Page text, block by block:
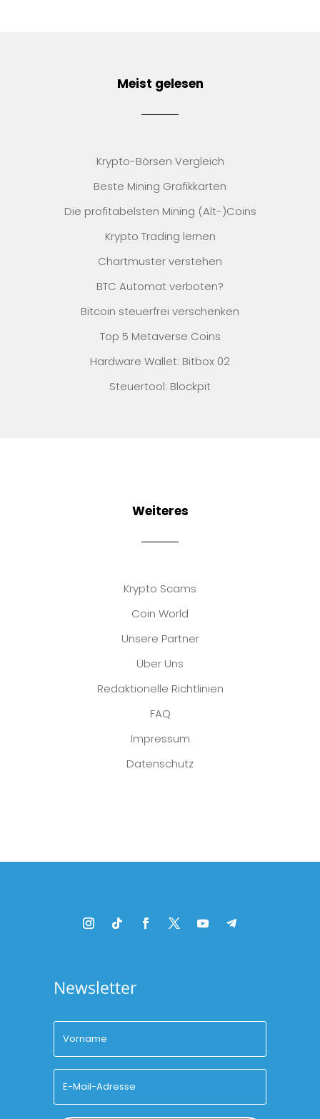
Meist gelesen
Krypto-Börsen Vergleich
Beste Mining Grafikkarten
Die profitabelsten Mining (Alt-)Coins
Krypto Trading lernen
Chartmuster verstehen
BTC Automat verboten?
Bitcoin steuerfrei verschenken
Top 5 Metaverse Coins
Hardware Wallet: Bitbox 02
Steuertool: Blockpit
Weiteres
Krypto Scams
Coin World
Unsere Partner
Über Uns
Redaktionelle Richtlinien
FAQ
Impressum
Datenschutz
Newsletter